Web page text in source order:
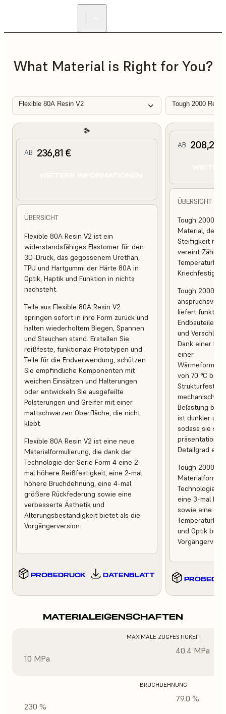
What Material is Right for You?
Flexible 80A Resin V2 Tough 2000
AB 236,81 €
ÜBERSICHT
Flexible 80A Resin V2 ist ein
widerstandsfähiges Elastomer für den
3D-Druck, das gegossenem Urethan,
TPU und Hartgummi der Härte 80A in
Optik, Haptik und Funktion in nichts
nachsteht.
Teile aus Flexible 80A Resin V2
springen sofort in ihre Form zurück und
halten wiederholtem Biegen, Spannen
und Stauchen stand. Erstellen Sie
reißfeste, funktionale Prototypen und
Teile für die Endverwendung, schützen
Sie empfindliche Komponenten mit
weichen Einsätzen und Halterungen
oder entwickeln Sie ausgefeilte
Polsterungen und Greifer mit einer
mattschwarzen Oberfläche, die nicht
klebt.
Flexible 80A Resin V2 ist eine neue
Materialformulierung, die dank der
Technologie der Serie Form 4 eine 2-
mal höhere Reißfestigkeit, eine 2-mal
höhere Bruchdehnung, eine 4-mal
größere Rückfederung sowie eine
verbesserte Ästhetik und
Alterungsbeständigkeit bietet als die
Vorgängerversion.
PROBEDRUCK DATENBLATT
AB 208,25
ÜBERSICHT
Tough 2000
Material,
Steifigkeit mit
vereint
Tough 2000
liefert
Endbauteile,
und
Dank einer
einer
von 70 °C
mechanischer
Belastung bei.
ist dunkler
sodass sie
Detailgrad
Tough 2000
Technologie
eine 3-mal
sowie eine
und Optik
MATERIALEIGENSCHAFTEN
MAXIMALE ZUGFESTIGKEIT
10 MPa
40.4 MPa
BRUCHDEHNUNG
230 %
79.0 %